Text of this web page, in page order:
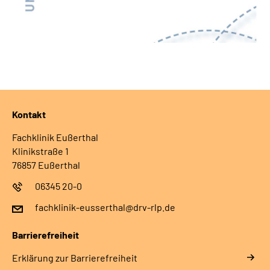
Kontakt
Fachklinik Eußerthal
Klinikstraße 1
76857 Eußerthal
06345 20-0
fachklinik-eusserthal@drv-rlp.de
Barrierefreiheit
Erklärung zur Barrierefreiheit